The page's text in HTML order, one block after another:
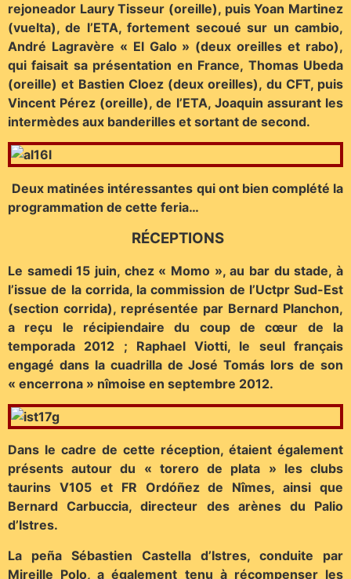
rejoneador Laury Tisseur (oreille), puis Yoan Martinez
(vuelta), de l’ETA, fortement secoué sur un cambio,
André Lagravère « El Galo » (deux oreilles et rabo),
qui faisait sa présentation en France, Thomas Ubeda
(oreille) et Bastien Cloez (deux oreilles), du CFT, puis
Vincent Pérez (oreille), de l’ETA, Joaquin assurant les
intermèdes aux banderilles et sortant de second.
Deux matinées intéressantes qui ont bien complété la
programmation de cette feria…
RÉCEPTIONS
Le samedi 15 juin, chez « Momo », au bar du stade, à
l’issue de la corrida, la commission de l’Uctpr Sud-Est
(section corrida), représentée par Bernard Planchon,
a reçu le récipiendaire du coup de cœur de la
temporada 2012 ; Raphael Viotti, le seul français
engagé dans la cuadrilla de José Tomás lors de son
« encerrona » nîmoise en septembre 2012.
Dans le cadre de cette réception, étaient également
présents autour du « torero de plata » les clubs
taurins V105 et FR Ordóñez de Nîmes, ainsi que
Bernard Carbuccia, directeur des arènes du Palio
d’Istres.
La peña Sébastien Castella d’Istres, conduite par
Mireille Polo, a également tenu à récompenser les